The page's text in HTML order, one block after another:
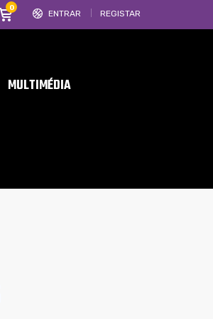
ENTRAR REGISTAR
0
MULTIMÉDIA